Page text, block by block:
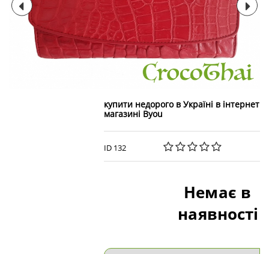
купити недорого в Україні в інтернет
магазині Byou
ID 132
Немає в
наявності